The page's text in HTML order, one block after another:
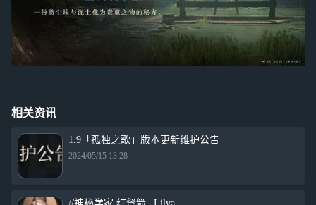
相关资讯
1.9「孤独之歌」版本更新维护公告
2024/05/15 13:28